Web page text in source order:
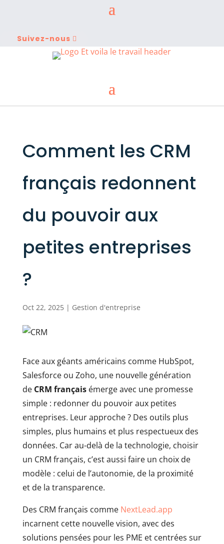
Suivez-nous
Comment les CRM
français redonnent
du pouvoir aux
petites entreprises
?
Oct 22, 2025| Gestion d'entreprise
Face aux géants américains comme HubSpot,
Salesforce ou Zoho, une nouvelle génération
de CRM françaisémerge avec une promesse
simple : redonner du pouvoir aux petites
entreprises. Leur approche ? Des outils plus
simples, plus humains et plus respectueux des
données. Car au-delà de la technologie, choisir
un CRM français, c’est aussi faire un choix de
modèle : celui de l’autonomie, de la proximité
et de la transparence.
Des CRM français comme NextLead.app
incarnent cette nouvelle vision, avec des
solutions pensées pour les PME et centrées sur